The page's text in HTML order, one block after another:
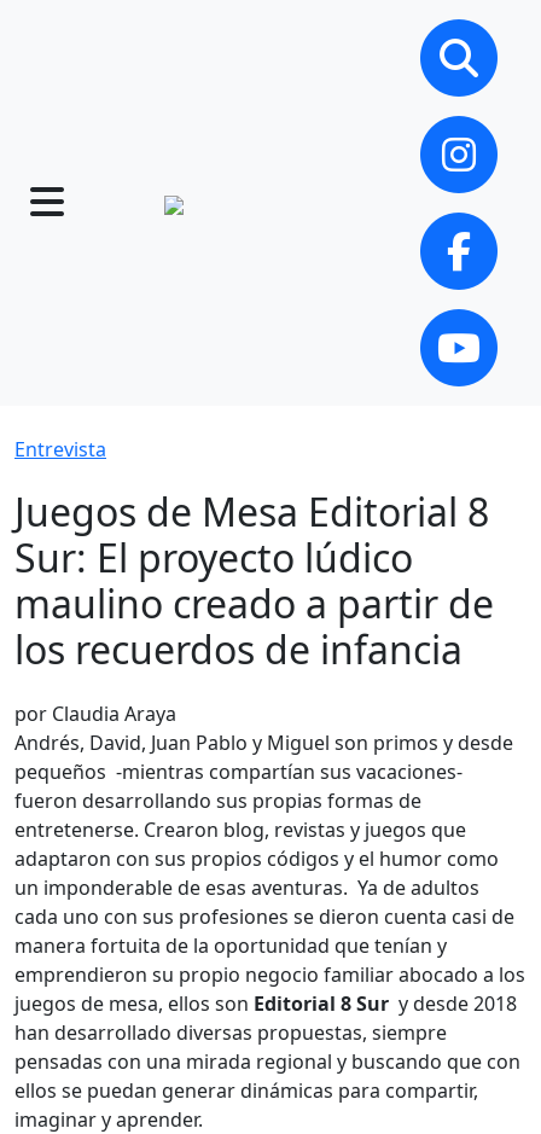
Entrevista
Juegos de Mesa Editorial 8
Sur: El proyecto lúdico
maulino creado a partir de
los recuerdos de infancia
por Claudia Araya
Andrés, David, Juan Pablo y Miguel son primos y desde
pequeños -mientras compartían sus vacaciones-
fueron desarrollando sus propias formas de
entretenerse. Crearon blog, revistas y juegos que
adaptaron con sus propios códigos y el humor como
un imponderable de esas aventuras. Ya de adultos
cada uno con sus profesiones se dieron cuenta casi de
manera fortuita de la oportunidad que tenían y
emprendieron su propio negocio familiar abocado a los
juegos de mesa, ellos son Editorial 8 Sur y desde 2018
han desarrollado diversas propuestas, siempre
pensadas con una mirada regional y buscando que con
ellos se puedan generar dinámicas para compartir,
imaginar y aprender.